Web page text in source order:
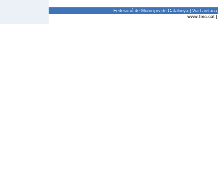
Federació de Municipis de Catalunya | Via
www.fmc.cat